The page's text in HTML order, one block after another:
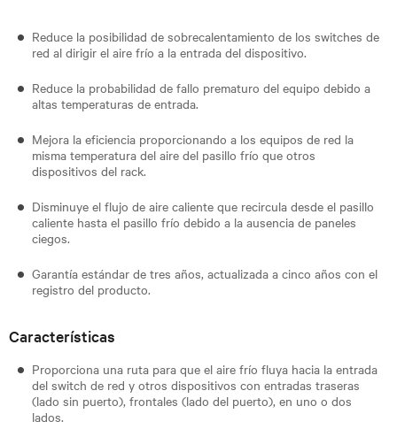
Reduce la posibilidad de sobrecalentamiento de los switches de
red al dirigir el aire frío a la entrada del dispositivo.
Reduce la probabilidad de fallo prematuro del equipo debido a
altas temperaturas de entrada.
Mejora la eficiencia proporcionando a los equipos de red la
misma temperatura del aire del pasillo frío que otros
dispositivos del rack.
Disminuye el flujo de aire caliente que recircula desde el pasillo
caliente hasta el pasillo frío debido a la ausencia de paneles
ciegos.
Garantía estándar de tres años, actualizada a cinco años con el
registro del producto.
Características
Proporciona una ruta para que el aire frío fluya hacia la entrada
del switch de red y otros dispositivos con entradas traseras
(lado sin puerto), frontales (lado del puerto), en uno o dos
lados.